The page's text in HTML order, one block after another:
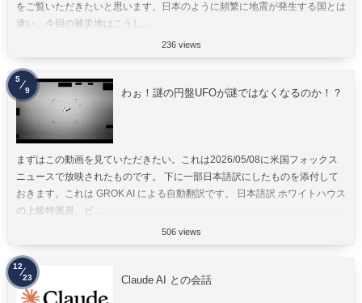
をご覧いただきたいと思います。日本のように頻繁に地震が発生する国とは
違い、今回の被災地はこうし...
236 views
わぉ！謎の円盤UFOが謎ではなくなるのか！？
まずはこの動画を見ていただきたい。これは2026/05/08に米国フォックス
ニュースで放映されたものです。 下に一部日本語訳にしたものを添付して
おきます。これは GROK AI による自動翻訳です。 日本語訳 ホワイトハウス
の上級特派員、ピ...
506 views
5
9
Claude AI との会話
12
23